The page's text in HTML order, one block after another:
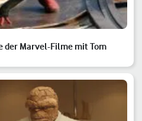
der Marvel-Filme mit Tom